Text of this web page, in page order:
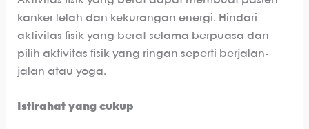
kanker lelah dan kekurangan energi. Hindari
aktivitas fisik yang berat selama berpuasa dan
pilih aktivitas fisik yang ringan seperti berjalan-
jalan atau yoga.
Istirahat yang cukup